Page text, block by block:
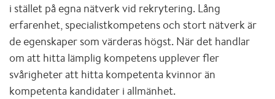
i stället på egna nätverk vid rekrytering. Lång
erfarenhet, specialistkompetens och stort nätverk är
de egenskaper som värderas högst. När det handlar
om att hitta lämplig kompetens upplever fler
svårigheter att hitta kompetenta kvinnor än
kompetenta kandidater i allmänhet.